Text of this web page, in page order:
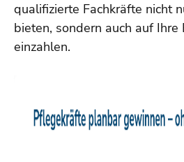
qualifizierte Fachkräfte nicht
bieten, sondern auch auf Ihre
einzahlen.